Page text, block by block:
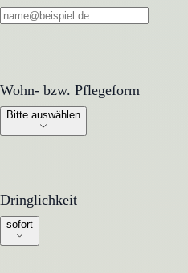
Wohn- bzw. Pflegeform
Wohn- bzw. Pflegeform
Bitte auswählen
Dringlichkeit
Dringlichkeit
sofort